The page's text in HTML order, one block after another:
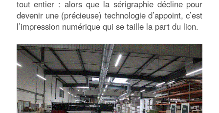
tout entier : alors que la sérigraphie décline pour
devenir une (précieuse) technologie d’appoint, c’est
l’impression numérique qui se taille la part du lion.